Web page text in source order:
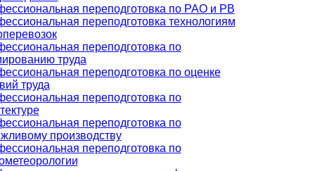
переподготовка по РАО и РВ
переподготовка технологиям
переподготовка по
труда
переподготовка по оценке
труда
переподготовка по
переподготовка по
производству
переподготовка по